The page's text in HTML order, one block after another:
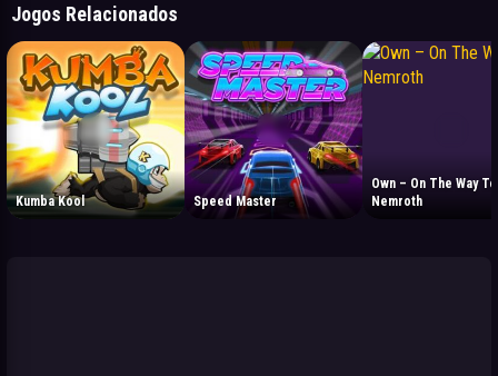
Jogos Relacionados
Kumba Kool Speed Master
Own – On The Way To
Nemroth